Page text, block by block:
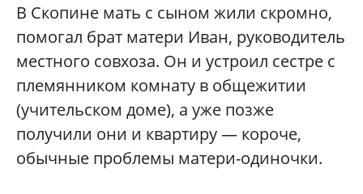
В Скопине мать с сыном жили скромно,
помогал брат матери Иван, руководитель
местного совхоза. Он и устроил сестре с
племянником комнату в общежитии
(учительском доме), а уже позже
получили они и квартиру — короче,
обычные проблемы матери-одиночки.